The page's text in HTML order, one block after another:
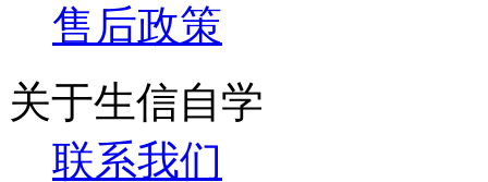
售后政策
关于生信自学
联系我们